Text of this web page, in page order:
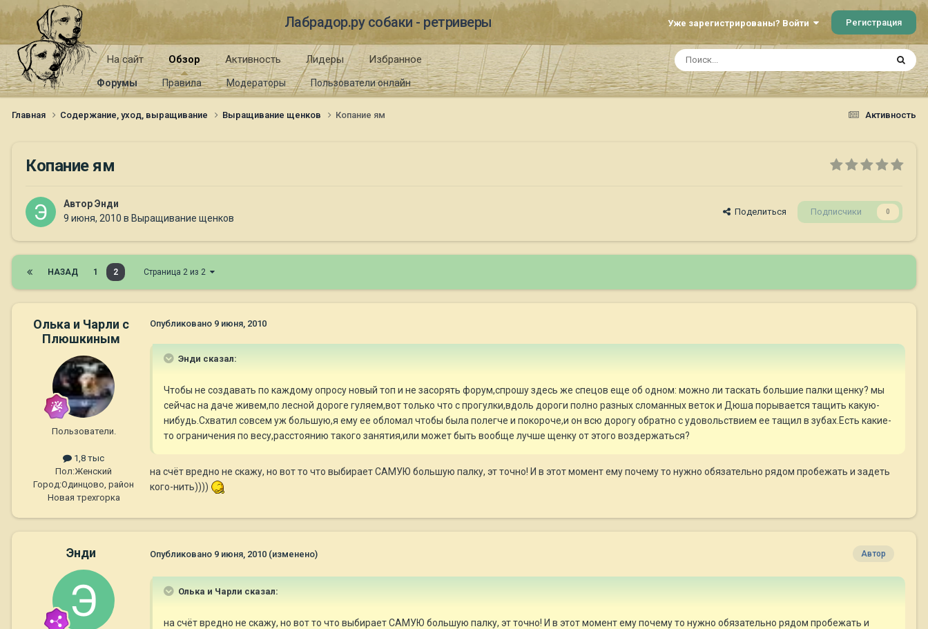
Лабрадор.ру собаки - ретриверы Уже зарегистрированы? Войти Регистрация
На сайт Обзор
Форумы Правила Модераторы Пользователи онлайн
Активность Лидеры Избранное
Активность
Главная Содержание, уход, выращивание Выращивание щенков Копание ям
Копание ям
АвторЭнди
9 июня, 2010 в Выращивание щенков
Поделиться Подписчики 0
НАЗАД 1 2 Страница 2 из 2
Олька и Чарли с
Плюшкиным
Пользователи.
1,8 тыс
Пол:Женский
Город:Одинцово, район
Новая трехгорка
Опубликовано 9 июня, 2010
Энди сказал:
Чтобы не создавать по каждому опросу новый топ и не засорять форум,спрошу здесь же спецов еще об одном: можно ли таскать большие палки щенку? мы
сейчас на даче живем,по лесной дороге гуляем,вот только что с прогулки,вдоль дороги полно разных сломанных веток и Дюша порывается тащить какую-
нибудь.Схватил совсем уж большую,я ему ее обломал чтобы была полегче и покороче,и он всю дорогу обратно с удовольствием ее тащил в зубах.Есть какие-
то ограничения по весу,расстоянию такого занятия,или может быть вообще лучше щенку от этого воздержаться?
на счёт вредно не скажу, но вот то что выбирает САМУЮ большую палку, эт точно! И в этот момент ему почему то нужно обязательно рядом пробежать и задеть
кого-нить))))
Энди Автор
Опубликовано 9 июня, 2010 (изменено)
Олька и Чарли сказал:
на счёт вредно не скажу, но вот то что выбирает САМУЮ большую палку, эт точно! И в этот момент ему почему то нужно обязательно рядом пробежать и